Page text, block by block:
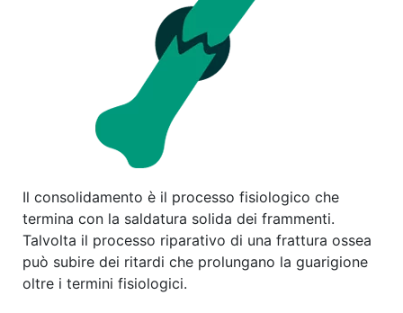
Il consolidamento è il processo fisiologico che
termina con la saldatura solida dei frammenti.
Talvolta il processo riparativo di una frattura ossea
può subire dei ritardi che prolungano la guarigione
oltre i termini fisiologici.